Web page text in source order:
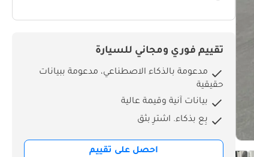
تقييم فوري ومجاني للسيارة
مدعومة بالذكاء الاصطناعي، مدعومة ببيانات
حقيقية
بيانات آنية وقيمة عالية
بِع بذكاء. اشترِ بثق
احصل على تقييم